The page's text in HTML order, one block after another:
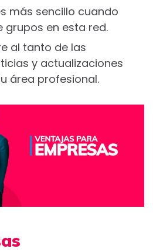
más sencillo cuando
grupos en esta red.
al tanto de las
y actualizaciones
área profesional.